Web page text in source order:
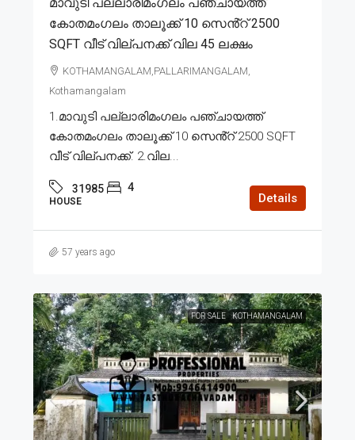
കോതമംഗലം താലൂക്ക് 10 സെൻ്റ് 2500
SQFT വീട് വില്പനക്ക് വില 45 ലക്ഷം
KOTHAMANGALAM,PALLARIMANGALAM,
Kothamangalam
1.മാവുടി പല്ലാരിമംഗലം പഞ്ചായത്ത്
കോതമംഗലം താലൂക്ക് 10 സെൻ്റ് 2500 SQFT
വീട് വില്പനക്ക്. 2.വില...
31985 4
HOUSE Details
57 years ago
FOR SALE KOTHAMANGALAM